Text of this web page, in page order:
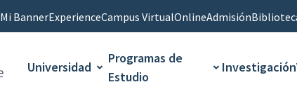
Mi BannerExperienceCampus VirtualOnlineAdmisión
Universidad
Programas de
Estudio
Investigación